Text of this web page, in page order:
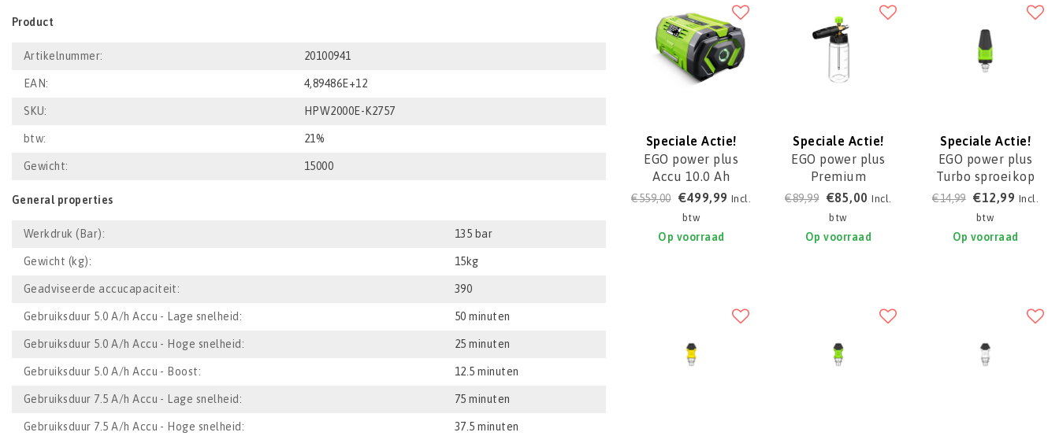
Product
Artikelnummer: 20100941
EAN: 4,89486E+12
SKU: HPW2000E-K2757
btw: 21%
Gewicht: 15000
General properties
Werkdruk (Bar): 135 bar
Gewicht (kg): 15kg
Geadviseerde accucapaciteit: 390
Gebruiksduur 5.0 A/h Accu - Lage snelheid: 50 minuten
Gebruiksduur 5.0 A/h Accu - Hoge snelheid: 25 minuten
Gebruiksduur 5.0 A/h Accu - Boost: 12.5 minuten
Gebruiksduur 7.5 A/h Accu - Lage snelheid: 75 minuten
Gebruiksduur 7.5 A/h Accu - Hoge snelheid: 37.5 minuten
Speciale Actie!
EGO power plus
Accu 10.0 Ah
BA5600T
€559,00 €499,99 Incl.
btw
Op voorraad
Speciale Actie!
EGO power plus
Premium
schuimfles voor
HPW2000E,
€89,99 €85,00 Incl.
btw
Op voorraad
Speciale Actie!
EGO power plus
Turbo sproeikop
voor HPW2000E,
ANZ2000E-T
€14,99 €12,99 Incl.
btw
Op voorraad